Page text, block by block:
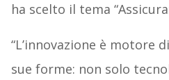
ha scelto il tema
“L’innovazione è motore
sue forme: non solo